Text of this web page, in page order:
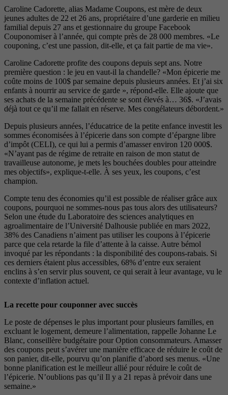
Caroline Cadorette, alias Madame Coupons, est mère de deux
jeunes adultes de 22 et 26 ans, propriétaire d’une garderie en milieu
familial depuis 27 ans et gestionnaire du groupe Facebook
Couponomiser à l’année, qui compte près de 28 000 membres. «Le
couponing, c’est une passion, dit-elle, et ça fait partie de ma vie».
Caroline Cadorette profite des coupons depuis sept ans. Notre
première question : le jeu en vaut-il la chandelle? «Mon épicerie me
coûte moins de 100$ par semaine depuis plusieurs années. Et j’ai six
enfants à nourrir au service de garde », répond-elle. Elle ajoute que
ses achats de la semaine précédente se sont élevés à… 36$. «J’avais
déjà tout ce qu’il me fallait en réserve. Mes congélateurs débordent.»
Depuis plusieurs années, l’éducatrice de la petite enfance investit les
sommes économisées à l’épicerie dans son compte d’épargne libre
d’impôt (CELI), ce qui lui a permis d’amasser environ 120 000$.
«N’ayant pas de régime de retraite en raison de mon statut de
travailleuse autonome, je mets les bouchées doubles pour atteindre
mes objectifs», explique-t-elle. À ses yeux, les coupons, c’est
champion.
Compte tenu des économies qu’il est possible de réaliser grâce aux
coupons, pourquoi ne sommes-nous pas tous alors des utilisateurs?
Selon une étude du Laboratoire des sciences analytiques en
agroalimentaire de l’Université Dalhousie publiée en mars 2022,
38% des Canadiens n’aiment pas utiliser les coupons à l’épicerie
parce que cela retarde la file d’attente à la caisse. Autre bémol
invoqué par les répondants : la disponibilité des coupons-rabais. Si
ces derniers étaient plus accessibles, 68% d’entre eux seraient
enclins à s’en servir plus souvent, ce qui serait à leur avantage, vu le
contexte d’inflation actuel.
La recette pour couponner avec succès
Le poste de dépenses le plus important pour plusieurs familles, en
excluant le logement, demeure l’alimentation, rappelle Johanne Le
Blanc, conseillère budgétaire pour Option consommateurs. Amasser
des coupons peut s’avérer une manière efficace de réduire le coût de
son panier, dit-elle, pourvu qu’on planifie d’abord ses menus. «Une
bonne planification est le meilleur allié pour réduire le coût de
l’épicerie. N’oublions pas qu’il Il y a 21 repas à prévoir dans une
semaine.»